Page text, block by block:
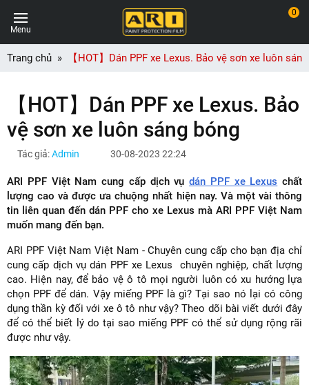
Menu
0
Trang chủ 【HOT】Dán PPF xe Lexus. Bảo vệ sơn xe luôn
【HOT】Dán PPF xe Lexus. Bảo
vệ sơn xe luôn sáng bóng
Tác giả:Admin 30-08-2023 22:24
ARI PPF Việt Nam cung cấp dịch vụ dán PPF xe Lexus chất
lượng cao và được ưa chuộng nhất hiện nay. Và một vài thông
tin liên quan đến dán PPF cho xe Lexus mà ARI PPF Việt Nam
muốn mang đến bạn.
ARI PPF Việt Nam Việt Nam - Chuyên cung cấp cho bạn địa chỉ
cung cấp dịch vụ dán PPF xe Lexus chuyên nghiệp, chất lượng
cao. Hiện nay, để bảo vệ ô tô mọi người luôn có xu hướng lựa
chọn PPF để dán. Vậy miếng PPF là gì? Tại sao nó lại có công
dụng thần kỳ đối với xe ô tô như vậy? Theo dõi bài viết dưới đây
để có thể biết lý do tại sao miếng PPF có thể sử dụng rộng rãi
được như vậy.